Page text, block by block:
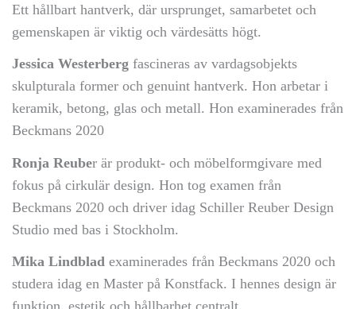
Ett hållbart hantverk, där ursprunget, samarbetet och
gemenskapen är viktig och värdesätts högt.
Jessica Westerberg fascineras av vardagsobjekts
skulpturala former och genuint hantverk. Hon arbetar i
keramik, betong, glas och metall. Hon examinerades från
Beckmans 2020
Ronja Reuber är produkt- och möbelformgivare med
fokus på cirkulär design. Hon tog examen från
Beckmans 2020 och driver idag Schiller Reuber Design
Studio med bas i Stockholm.
Mika Lindblad examinerades från Beckmans 2020 och
studera idag en Master på Konstfack. I hennes design är